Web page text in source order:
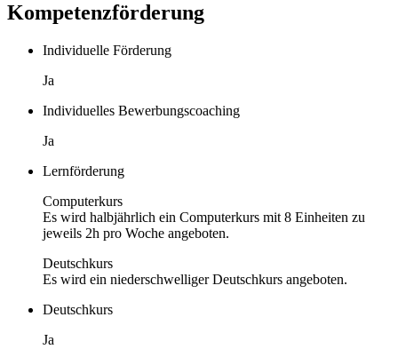
Kompetenzförderung
Individuelle Förderung
Ja
Individuelles Bewerbungscoaching
Ja
Lernförderung
Computerkurs
Es wird halbjährlich ein Computerkurs mit 8 Einheiten zu
jeweils 2h pro Woche angeboten.
Deutschkurs
Es wird ein niederschwelliger Deutschkurs angeboten.
Deutschkurs
Ja